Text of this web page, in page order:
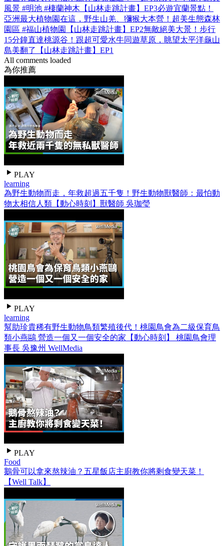
風景 #明池 #棲蘭神木【山林走跳計畫】EP3必遊宜蘭景點！
亞洲最大植物園在這，野生山羌、獼猴大本營！超美生態森林
園區 #福山植物園【山林走跳計畫】EP2無敵絕美大景！步行
15分鐘直達桃源谷！跟超可愛水牛同遊草原，眺望太平洋龜山
島美翻了【山林走跳計畫】EP1
All comments loaded
為你推薦
PLAY
learning
為野生動物而走，年救超過五千隻！野生動物獸醫師：最怕動
物太相信人類【動心時刻】獸醫師 吳珈瑩
PLAY
learning
幫助珍貴稀有野生動物鳥類繁殖後代！桃園鳥會為二級保育鳥
類小燕鷗 營造一個又一個安全的家【動心時刻】 桃園鳥會理
事長 吳豫州 WellMedia
PLAY
Food
鵝骨可以拿來熬辣油？五星飯店主廚教你將剩食變天菜！
【Well Talk】